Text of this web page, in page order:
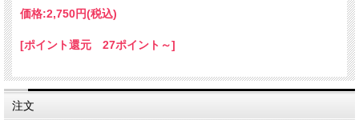
価格:2,750円(税込)
[ポイント還元 27ポイント～]
注文